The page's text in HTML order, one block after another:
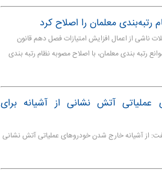
معلمان را اصلاح کرد
ناشی از اعمال افزایش امتیازات فصل دهم قانون
رتبه بندی معلمان، با اصلاح مصوبه نظام رتبه بندی
آتش نشانی از آشیانه برای
از آشیانه خارج شدن خودروهای عملیاتی آتش نشانی